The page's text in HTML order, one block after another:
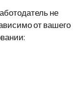
не
от вашего